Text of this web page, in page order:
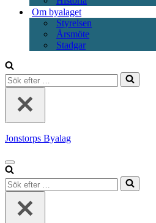
Om byalaget
Styrelsen
Årsmöte
Stadgar
Sök
efter
Jonstorps Byalag
Navigeringsmeny
Sök
efter